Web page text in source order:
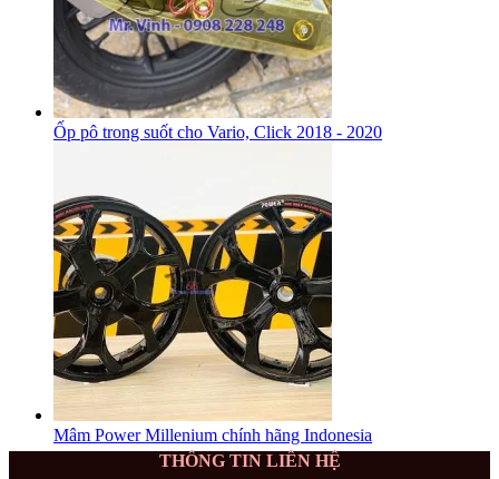
Ốp pô trong suốt cho Vario, Click 2018 - 2020
Mâm Power Millenium chính hãng Indonesia
THÔNG TIN LIÊN HỆ